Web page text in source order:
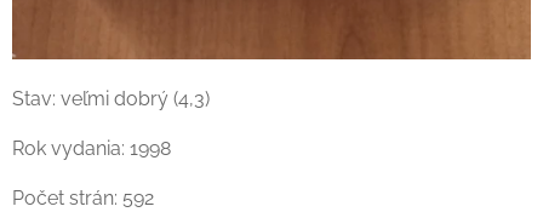
Stav: veľmi dobrý (4,3)
Rok vydania: 1998
Počet strán: 592